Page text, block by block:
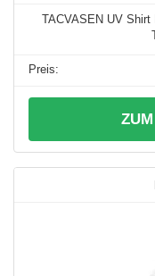
TACVASEN UV